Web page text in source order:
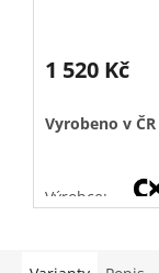
1 520 Kč
Vyrobeno v ČR
Výrobce: